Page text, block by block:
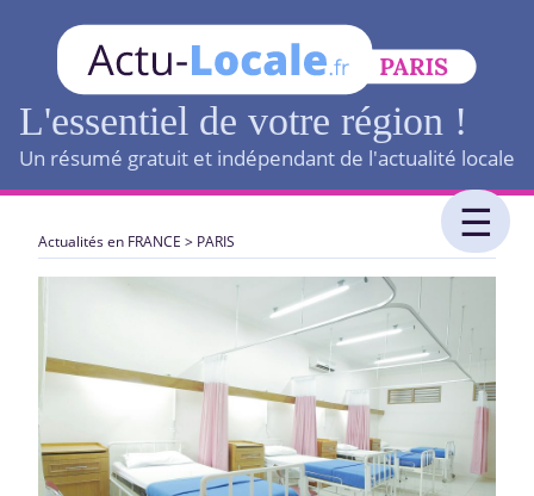
L'essentiel de votre région !
Un résumé gratuit et indépendant de l'actualité locale
Actualités en FRANCE > PARIS